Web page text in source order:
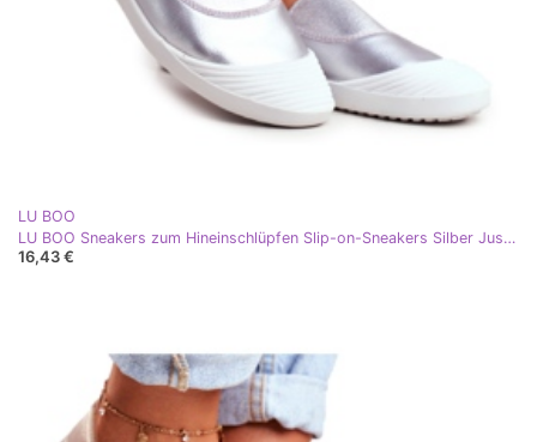
LU BOO
LU BOO Sneakers zum Hineinschlüpfen Slip-on-Sneakers Silber Justy grau
16,43 €